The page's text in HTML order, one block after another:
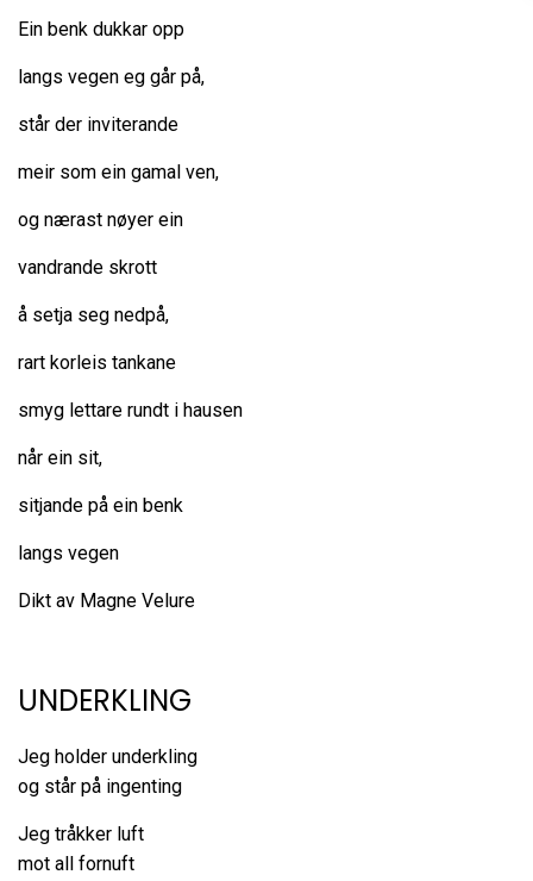
Ein benk dukkar opp
langs vegen eg går på,
står der inviterande
meir som ein gamal ven,
og nærast nøyer ein
vandrande skrott
å setja seg nedpå,
rart korleis tankane
smyg lettare rundt i hausen
når ein sit,
sitjande på ein benk
langs vegen
Dikt av Magne Velure
UNDERKLING
Jeg holder underkling
og står på ingenting
Jeg tråkker luft
mot all fornuft